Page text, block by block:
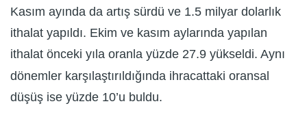
Kasım ayında da artış sürdü ve 1.5 milyar dolarlık
ithalat yapıldı. Ekim ve kasım aylarında yapılan
ithalat önceki yıla oranla yüzde 27.9 yükseldi. Aynı
dönemler karşılaştırıldığında ihracattaki oransal
düşüş ise yüzde 10’u buldu.